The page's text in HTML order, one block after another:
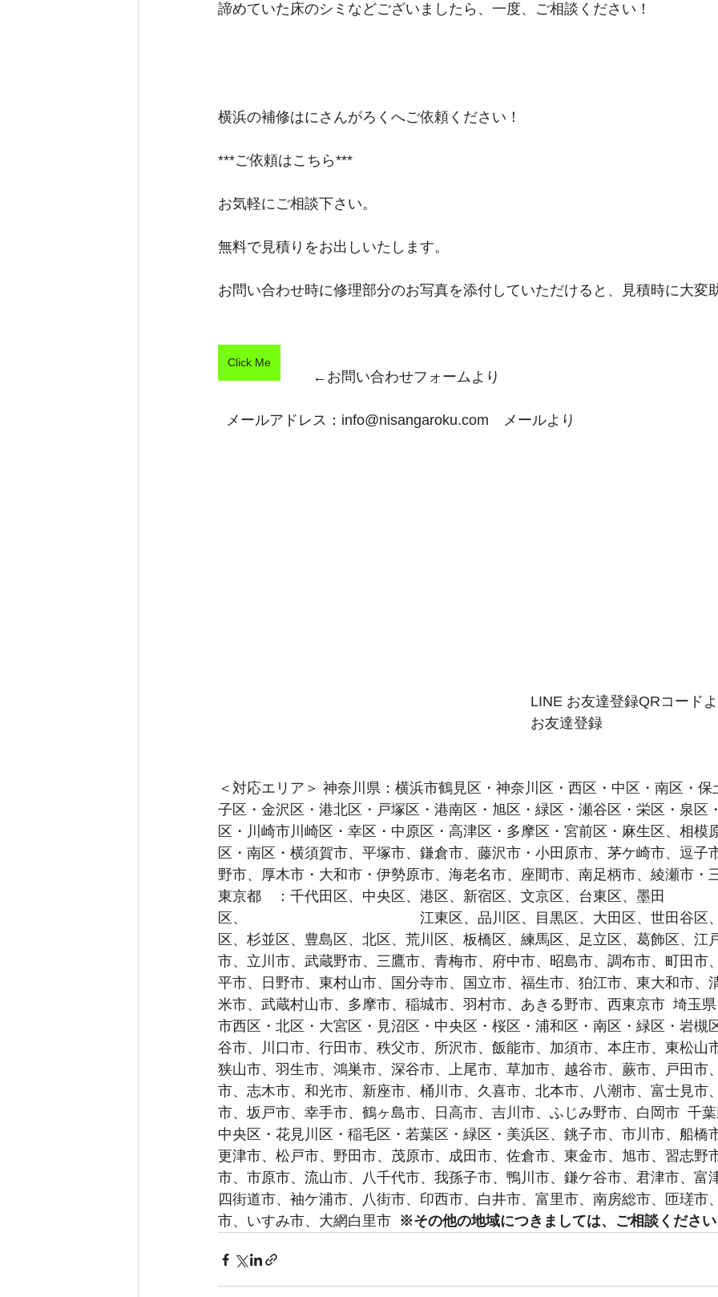
諦めていた床のシミなどございましたら、一度、ご相談ください！
横浜の補修はにさんがろくへご依頼ください！
***ご依頼はこちら***
お気軽にご相談下さい。
無料で見積りをお出しいたします。
お問い合わせ時に修理部分のお写真を添付していただけると、見積時に大変
Click Me
←お問い合わせフォームより
  メールアドレス：info@nisangaroku.com　メールより
LINE お友達登録QRコードよ
お友達登録
＜対応エリア＞ 神奈川県：横浜市鶴見区・神奈川区・西区・中区・南区・保
子区・金沢区・港北区・戸塚区・港南区・旭区・緑区・瀬谷区・栄区・泉区
区・川崎市川崎区・幸区・中原区・高津区・多摩区・宮前区・麻生区、相模
区・南区・横須賀市、平塚市、鎌倉市、藤沢市・小田原市、茅ケ崎市、逗子
野市、厚木市・大和市・伊勢原市、海老名市、座間市、南足柄市、綾瀬市・
東京都　：千代田区、中央区、港区、新宿区、文京区、台東区、墨田
区、　　　　　　　　　　　　江東区、品川区、目黒区、大田区、世田谷区
区、杉並区、豊島区、北区、荒川区、板橋区、練馬区、足立区、葛飾区、江
市、立川市、武蔵野市、三鷹市、青梅市、府中市、昭島市、調布市、町田市
平市、日野市、東村山市、国分寺市、国立市、福生市、狛江市、東大和市、
米市、武蔵村山市、多摩市、稲城市、羽村市、あきる野市、西東京市  埼玉
市西区・北区・大宮区・見沼区・中央区・桜区・浦和区・南区・緑区・岩槻
谷市、川口市、行田市、秩父市、所沢市、飯能市、加須市、本庄市、東松山
狭山市、羽生市、鴻巣市、深谷市、上尾市、草加市、越谷市、蕨市、戸田市
市、志木市、和光市、新座市、桶川市、久喜市、北本市、八潮市、富士見市
市、坂戸市、幸手市、鶴ヶ島市、日高市、吉川市、ふじみ野市、白岡市  ​千
中央区・花見川区・稲毛区・若葉区・緑区・美浜区、銚子市、市川市、船橋
更津市、松戸市、野田市、茂原市、成田市、佐倉市、東金市、旭市、習志野
市、市原市、流山市、八千代市、我孫子市、鴨川市、鎌ケ谷市、君津市、富
四街道市、袖ケ浦市、八街市、印西市、白井市、富里市、南房総市、匝瑳市
市、いすみ市、大網白里市  ​ ※その他の地域につきましては、ご相談ください